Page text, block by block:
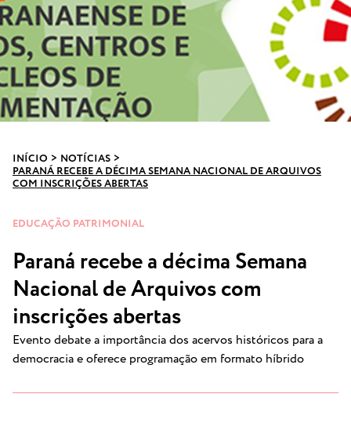
INÍCIO > NOTÍCIAS >
PARANÁ RECEBE A DÉCIMA SEMANA NACIONAL DE ARQUIVOS
COM INSCRIÇÕES ABERTAS
EDUCAÇÃO PATRIMONIAL
Paraná recebe a décima Semana
Nacional de Arquivos com
inscrições abertas
Evento debate a importância dos acervos históricos para a
democracia e oferece programação em formato híbrido